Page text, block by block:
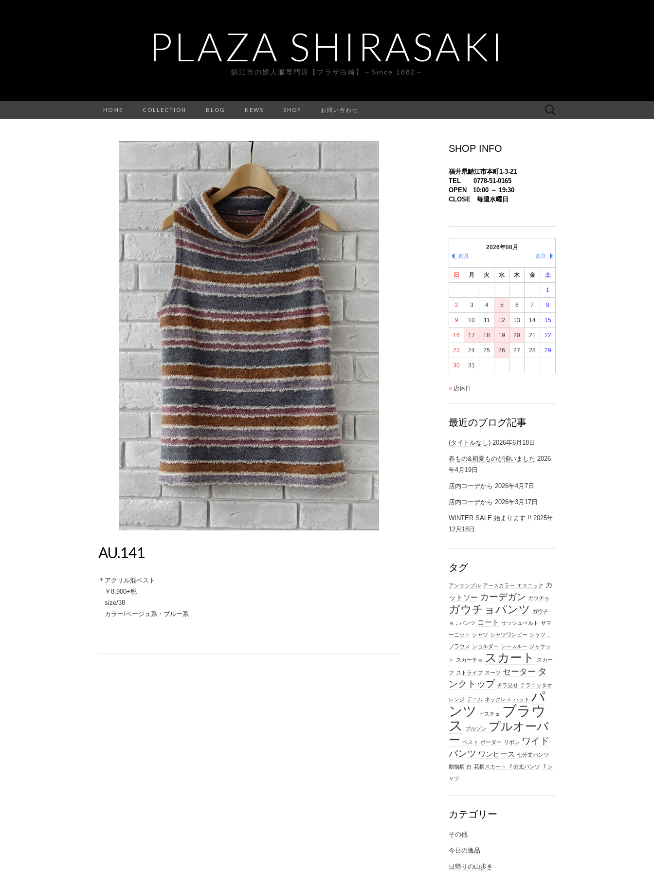
PLAZA SHIRASAKI
鯖江市の婦人服専門店【プラザ白崎】～Since 1882～
HOME COLLECTION BLOG NEWS SHOP お問い合わせ
検
索:
AU.141
＊アクリル混ベスト
￥8,900+税
size/38
カラー/ベージュ系・ブルー系
SHOP INFO
福井県鯖江市本町1-3-21
TEL 0778-51-0165
OPEN 10:00 ～ 19:30
CLOSE 毎週水曜日
2026年08月
前月 次月
日 月 火 水 木 金 土
1
2 3 4 5 6 7 8
9 10 11 12 13 14 15
16 17 18 19 20 21 22
23 24 25 26 27 28 29
30 31
店休日
最近のブログ記事
(タイトルなし) 2026年6月18日
春もの&初夏ものが揃いました 2026
年4月19日
店内コーデから 2026年4月7日
店内コーデから 2026年3月17日
WINTER SALE 始まります !! 2025年
12月18日
タグ
アンサンブル アースカラー エスニック
カ
ットソー カーデガン ガウチョ
ガウチョパンツ
ガウチ
ョ，パンツ コート サッシュベルト サマ
ーニット シャツ シャツワンピー シャツ，
ブラウス ショルダー シースルー ジャケッ
ト スカーチョ スカート スカー
フ ストライプ スーツ セーター タ
ンクトップ チラ見せ テラコッタオ
レンジ デニム ネックレス ハット パ
ンツ
ビスチェ
ブラウ
ス
ブルゾン プルオーバ
ー ベスト ボーダー リボン ワイド
パンツ ワンピース 七分丈パンツ
動物柄 白 花柄スカート ７分丈パンツ
Ｔシ
ャツ
カテゴリー
その他
今日の逸品
日帰りの山歩き